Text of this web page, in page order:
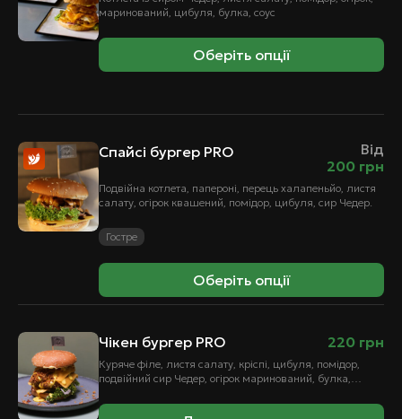
маринований, цибуля, булка, соус
Оберіть опції
Спайсі бургер PRO
Від
200 грн
Подвійна котлета, папероні, перець халапеньйо, листя
салату, огірок квашений, помідор, цибуля, сир Чедер.
Гостре
Оберіть опції
Чікен бургер PRO 220 грн
Куряче філе, листя салату, кріспі, цибуля, помідор,
подвійний сир Чедер, огірок маринований, булка,